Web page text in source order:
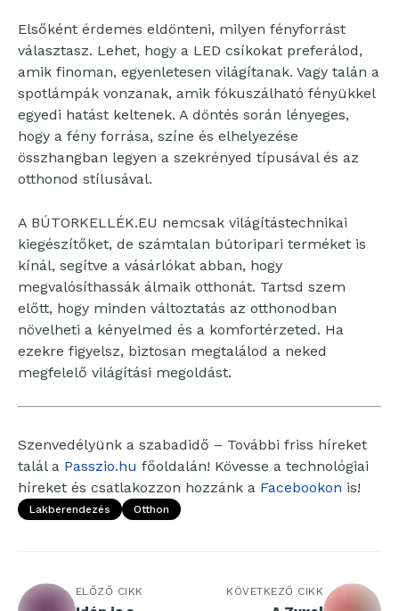
Elsőként érdemes eldönteni, milyen fényforrást
választasz. Lehet, hogy a LED csíkokat preferálod,
amik finoman, egyenletesen világítanak. Vagy talán a
spotlámpák vonzanak, amik fókuszálható fényükkel
egyedi hatást keltenek. A döntés során lényeges,
hogy a fény forrása, színe és elhelyezése
összhangban legyen a szekrényed típusával és az
otthonod stílusával.
A BÚTORKELLÉK.EU nemcsak világítástechnikai
kiegészítőket, de számtalan bútoripari terméket is
kínál, segítve a vásárlókat abban, hogy
megvalósíthassák álmaik otthonát. Tartsd szem
előtt, hogy minden változtatás az otthonodban
növelheti a kényelmed és a komfortérzeted. Ha
ezekre figyelsz, biztosan megtalálod a neked
megfelelő világítási megoldást.
Szenvedélyünk a szabadidő – További friss híreket
talál a Passzio.hu főoldalán! Kövesse a technológiai
híreket és csatlakozzon hozzánk a Facebookon is!
Lakberendezés Otthon
ELŐZŐ CIKK KÖVETKEZŐ CIKK